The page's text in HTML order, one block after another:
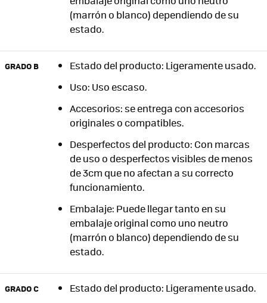
(marrón o blanco) dependiendo de su
estado.
GRADO B
Estado del producto: Ligeramente usado.
Uso: Uso escaso.
Accesorios: se entrega con accesorios
originales o compatibles.
Desperfectos del producto: Con marcas
de uso o desperfectos visibles de menos
de 3cm que no afectan a su correcto
funcionamiento.
Embalaje: Puede llegar tanto en su
embalaje original como uno neutro
(marrón o blanco) dependiendo de su
estado.
GRADO C
Estado del producto: Ligeramente usado.